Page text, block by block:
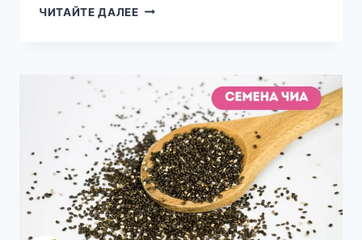
ЧИТАЙТЕ ДАЛЕЕФАКТЫ
И
ПОЛЬЗА
ЯБЛОЧНОГО
УКСУСА
ДЛЯ
ЗДОРОВЬЯ